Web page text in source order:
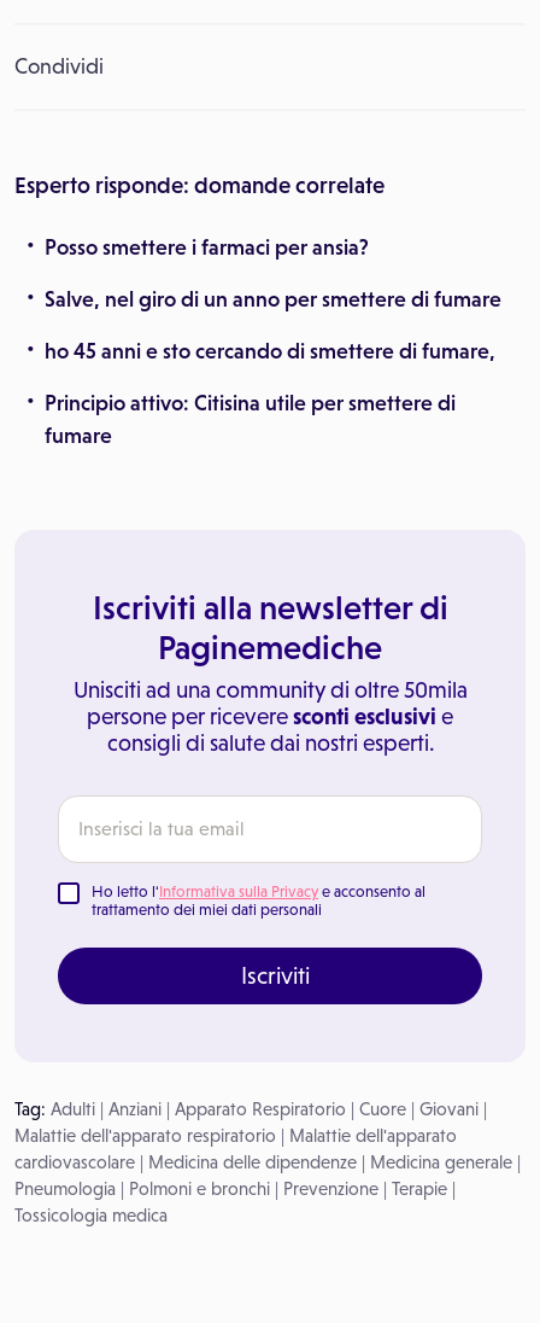
Condividi
Esperto risponde: domande correlate
Posso smettere i farmaci per ansia?
Salve, nel giro di un anno per smettere di fumare
ho 45 anni e sto cercando di smettere di fumare,
Principio attivo: Citisina utile per smettere di
fumare
Iscriviti alla newsletter di
Paginemediche
Unisciti ad una community di oltre 50mila
persone per riceveresconti esclusivi e
consigli di salute dai nostri esperti.
Ho letto l'Informativa sulla Privacy e acconsento al
trattamento dei miei dati personali
Iscriviti
Tag: Adulti | Anziani | Apparato Respiratorio | Cuore | Giovani |
Malattie dell'apparato respiratorio | Malattie dell'apparato
cardiovascolare | Medicina delle dipendenze | Medicina generale |
Pneumologia | Polmoni e bronchi | Prevenzione | Terapie |
Tossicologia medica